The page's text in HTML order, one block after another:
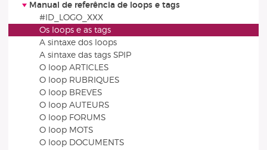
Manual de referência de loops e tags
#ID_LOGO_XXX
Os loops e as tags
A sintaxe dos loops
A sintaxe das tags SPIP
O loop ARTICLES
O loop RUBRIQUES
O loop BREVES
O loop AUTEURS
O loop FORUMS
O loop MOTS
O loop DOCUMENTS